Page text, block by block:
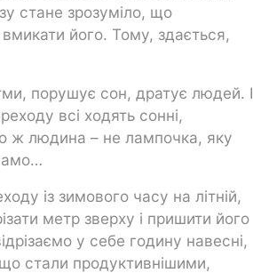
стане зрозуміло, що
його. Тому, здається,
порушує сон, дратує людей. І
всі ходять сонні,
ж людина – не лампочка, яку
із зимового часу на літній,
метр зверху і пришити його
у себе годину навесні,
стали продуктивнішими,